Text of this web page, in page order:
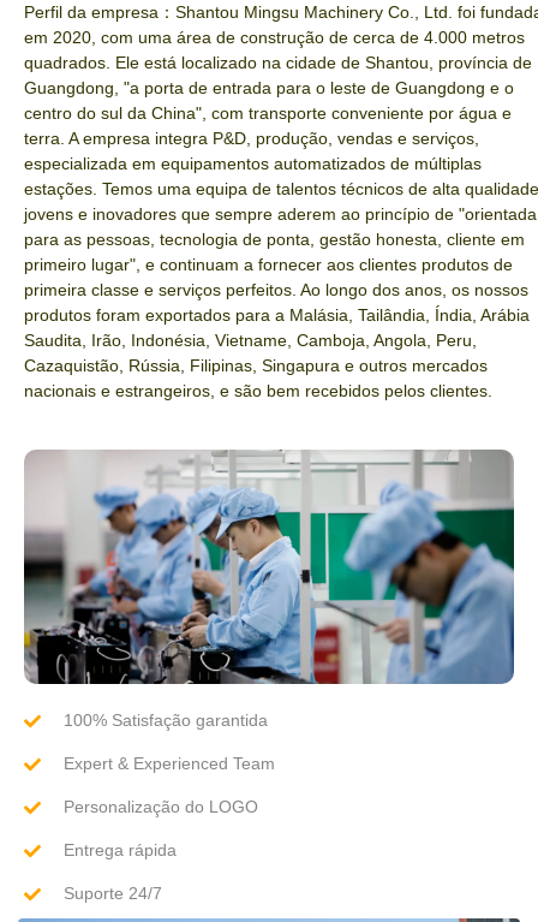
Perfil da empresa：Shantou Mingsu Machinery Co., Ltd. foi
em 2020, com uma área de construção de cerca de 4.000 metros
quadrados. Ele está localizado na cidade de Shantou, província de
Guangdong, "a porta de entrada para o leste de Guangdong e o
centro do sul da China", com transporte conveniente por água e
terra. A empresa integra P&D, produção, vendas e serviços,
especializada em equipamentos automatizados de múltiplas
estações. Temos uma equipa de talentos técnicos de alta
jovens e inovadores que sempre aderem ao princípio de "orientada
para as pessoas, tecnologia de ponta, gestão honesta, cliente em
primeiro lugar", e continuam a fornecer aos clientes produtos de
primeira classe e serviços perfeitos. Ao longo dos anos, os nossos
produtos foram exportados para a Malásia, Tailândia, Índia, Arábia
Saudita, Irão, Indonésia, Vietname, Camboja, Angola, Peru,
Cazaquistão, Rússia, Filipinas, Singapura e outros mercados
nacionais e estrangeiros, e são bem recebidos pelos clientes.
100% Satisfação garantida
Expert & Experienced Team
Personalização do LOGO
Entrega rápida
Suporte 24/7